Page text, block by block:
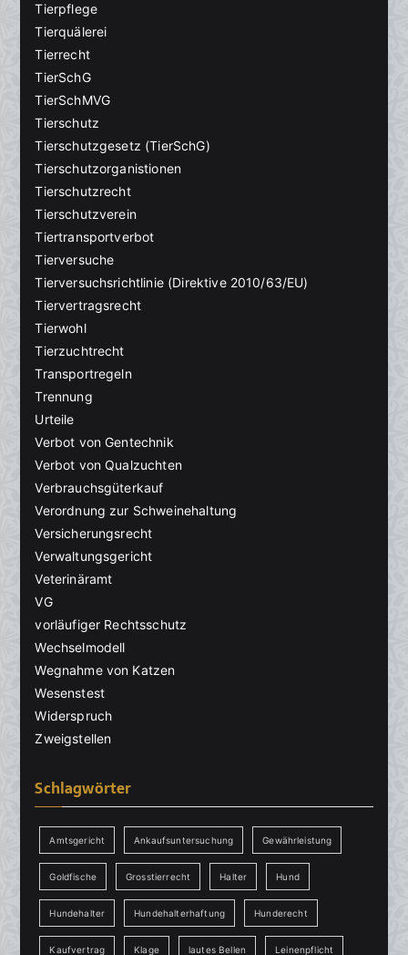
Tierpflege
Tierquälerei
Tierrecht
TierSchG
TierSchMVG
Tierschutz
Tierschutzgesetz (TierSchG)
Tierschutzorganistionen
Tierschutzrecht
Tierschutzverein
Tiertransportverbot
Tierversuche
Tierversuchsrichtlinie (Direktive 2010/63/EU)
Tiervertragsrecht
Tierwohl
Tierzuchtrecht
Transportregeln
Trennung
Urteile
Verbot von Gentechnik
Verbot von Qualzuchten
Verbrauchsgüterkauf
Verordnung zur Schweinehaltung
Versicherungsrecht
Verwaltungsgericht
Veterinäramt
VG
vorläufiger Rechtsschutz
Wechselmodell
Wegnahme von Katzen
Wesenstest
Widerspruch
Zweigstellen
Schlagwörter
Amtsgericht Ankaufsuntersuchung Gewährleistung
Goldfische Grosstierrecht Halter Hund
Hundehalter Hundehalterhaftung Hunderecht
Kaufvertrag Klage lautes Bellen Leinenpflicht